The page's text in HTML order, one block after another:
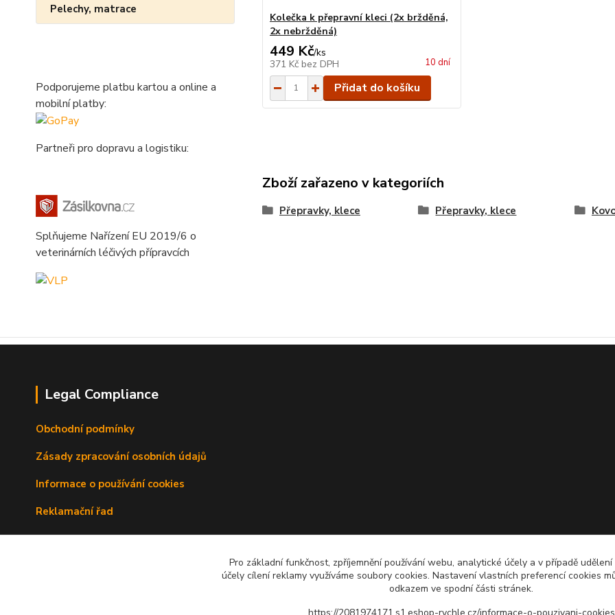
Pelechy, matrace
Podporujeme platbu kartou a online a
mobilní platby:
Partneři pro dopravu a logistiku:
Splňujeme Nařízení EU 2019/6 o
veterinárních léčivých přípravcích
Kolečka k přepravní kleci (2x bržděná,
2x nebržděná)
449 Kč/ks
371 Kč bez DPH 10 dní
Přidat do košíku
Zboží zařazeno v kategoriích
Přepravky, klece Přepravky, klece
Legal Compliance
Obchodní podmínky
Zásady zpracování osobních údajů
Informace o používání cookies
Reklamační řad
Doprava a platba
Pro základní funkčnost, zpříjemnění používání webu, analytické účely a v případě
účely cílení reklamy využíváme soubory cookies. Nastavení vlastních preferencí cookies
odkazem ve spodní části stránek.